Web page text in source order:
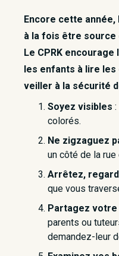
Encore cette année,
à la fois être source
Le CPRK
les enfants à lire les
veiller à la sécurité
Soyez visibles
colorés.
Ne zigzaguez
un côté de la
Arrêtez,
que vous
Partagez
parents ou
demandez-leur